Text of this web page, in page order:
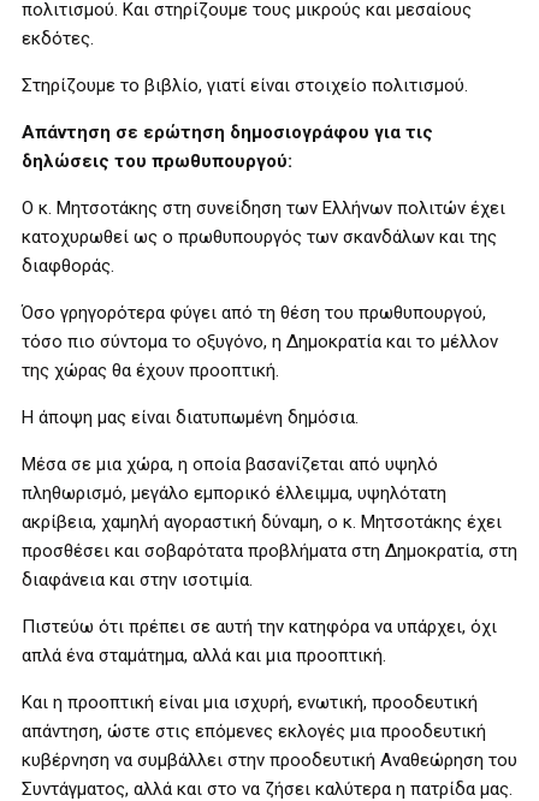
πολιτισμού. Και στηρίζουμε τους μικρούς και μεσαίους
εκδότες.
Στηρίζουμε το βιβλίο, γιατί είναι στοιχείο πολιτισμού.
Απάντηση σε ερώτηση δημοσιογράφου για τις
δηλώσεις του πρωθυπουργού:
Ο κ. Μητσοτάκης στη συνείδηση των Ελλήνων πολιτών έχει
κατοχυρωθεί ως ο πρωθυπουργός των σκανδάλων και της
διαφθοράς.
Όσο γρηγορότερα φύγει από τη θέση του πρωθυπουργού,
τόσο πιο σύντομα το οξυγόνο, η Δημοκρατία και το μέλλον
της χώρας θα έχουν προοπτική.
Η άποψη μας είναι διατυπωμένη δημόσια.
Μέσα σε μια χώρα, η οποία βασανίζεται από υψηλό
πληθωρισμό, μεγάλο εμπορικό έλλειμμα, υψηλότατη
ακρίβεια, χαμηλή αγοραστική δύναμη, ο κ. Μητσοτάκης έχει
προσθέσει και σοβαρότατα προβλήματα στη Δημοκρατία, στη
διαφάνεια και στην ισοτιμία.
Πιστεύω ότι πρέπει σε αυτή την κατηφόρα να υπάρχει, όχι
απλά ένα σταμάτημα, αλλά και μια προοπτική.
Και η προοπτική είναι μια ισχυρή, ενωτική, προοδευτική
απάντηση, ώστε στις επόμενες εκλογές μια προοδευτική
κυβέρνηση να συμβάλλει στην προοδευτική Αναθεώρηση του
Συντάγματος, αλλά και στο να ζήσει καλύτερα η πατρίδα μας.